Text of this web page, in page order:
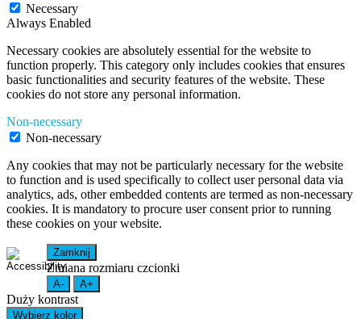
Necessary
Always Enabled
Necessary cookies are absolutely essential for the website to
function properly. This category only includes cookies that ensures
basic functionalities and security features of the website. These
cookies do not store any personal information.
Non-necessary
Non-necessary
Any cookies that may not be particularly necessary for the website
to function and is used specifically to collect user personal data via
analytics, ads, other embedded contents are termed as non-necessary
cookies. It is mandatory to procure user consent prior to running
these cookies on your website.
Zamknij
Zmiana rozmiaru czcionki
A- A+
Duży kontrast
Wybierz kolor